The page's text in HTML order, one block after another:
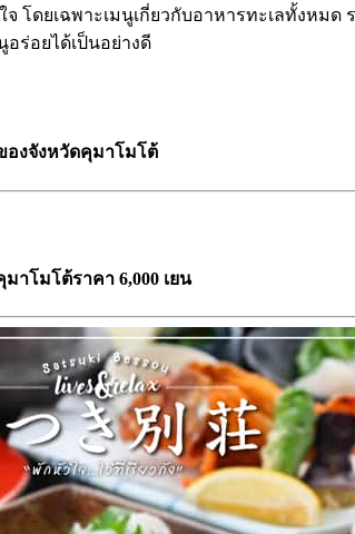
โดยเฉพาะเมนูเกี่ยวกับอาหารทะเลทั้งหม
ร่อยได้เป็นอย่างดี
องจังหวัดคุมาโมโต้
าโมโต้ราคา 6,000 เยน